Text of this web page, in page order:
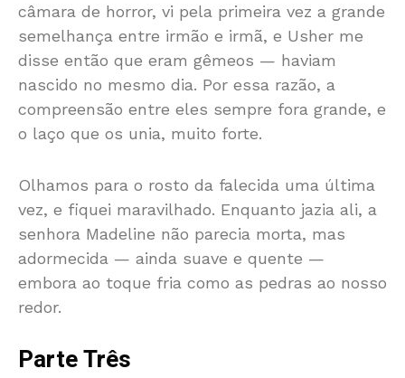
câmara de horror, vi pela primeira vez a grande
semelhança entre irmão e irmã, e Usher me
disse então que eram gêmeos — haviam
nascido no mesmo dia. Por essa razão, a
compreensão entre eles sempre fora grande, e
o laço que os unia, muito forte.
Olhamos para o rosto da falecida uma última
vez, e fiquei maravilhado. Enquanto jazia ali, a
senhora Madeline não parecia morta, mas
adormecida — ainda suave e quente —
embora ao toque fria como as pedras ao nosso
redor.
Parte Três